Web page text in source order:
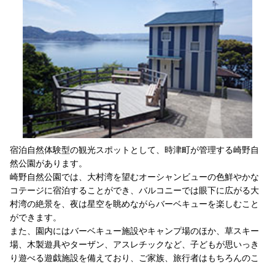
宿泊自然体験型の観光スポットとして、時津町が管理する崎野自
然公園があります。
崎野自然公園では、大村湾を望むオーシャンビューの色鮮やかな
コテージに宿泊することができ、バルコニーでは眼下に広がる大
村湾の絶景を、夜は星空を眺めながらバーベキューを楽しむこと
ができます。
また、園内にはバーベキュー施設やキャンプ場のほか、草スキー
場、木製遊具やターザン、アスレチックなど、子どもが思いっき
り遊べる遊戯施設を備えており、ご家族、旅行者はもちろんのこ